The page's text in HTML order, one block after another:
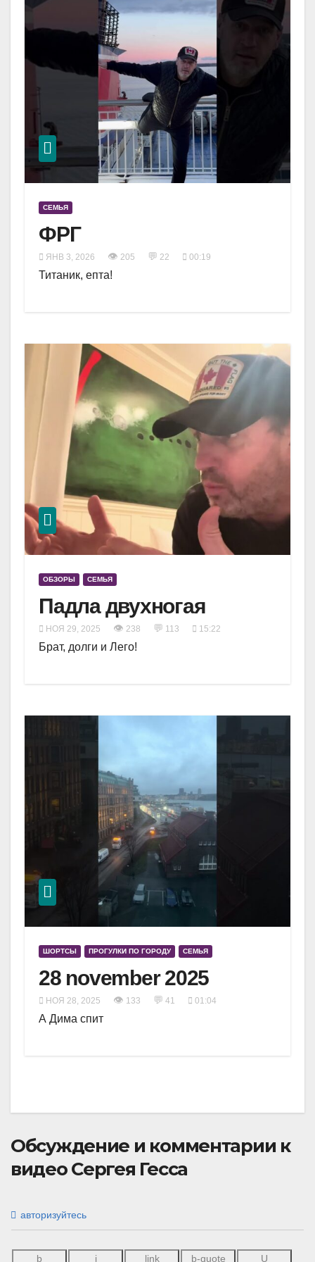
СЕМЬЯ
ФРГ
ЯНВ 3, 2026 👁 205 💬 22 00:19
Титаник, епта!
ОБЗОРЫ СЕМЬЯ
Падла двухногая
НОЯ 29, 2025 👁 238 💬 113 15:22
Брат, долги и Лего!
ШОРТСЫ ПРОГУЛКИ ПО ГОРОДУ СЕМЬЯ
28 november 2025
НОЯ 28, 2025 👁 133 💬 41 01:04
А Дима спит
Обсуждение и комментарии к
видео Сергея Гесса
авторизуйтесь